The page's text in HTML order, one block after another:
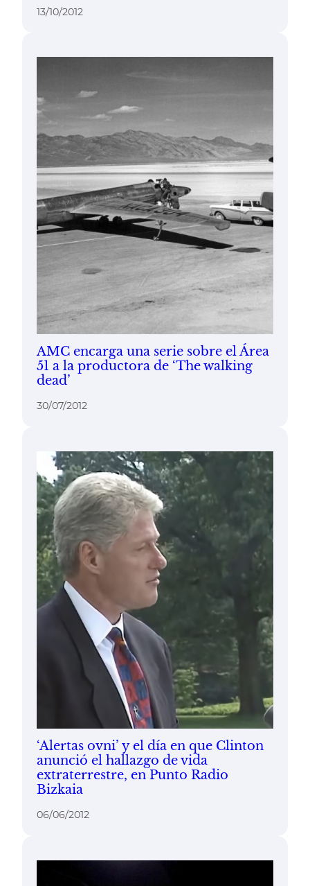
13/10/2012
AMC encarga una serie sobre el Área
51 a la productora de ‘The walking
dead’
30/07/2012
‘Alertas ovni’ y el día en que Clinton
anunció el hallazgo de vida
extraterrestre, en Punto Radio
Bizkaia
06/06/2012